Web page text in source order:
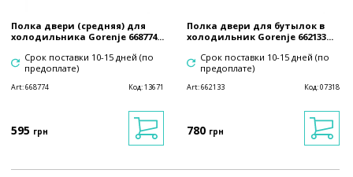
Полка двери (средняя) для
холодильника Gorenje 668774...
Срок поставки 10-15 дней (по
предоплате)
Art:668774 Код:13671
595 грн
Полка двери для бутылок в
холодильник Gorenje 662133...
Срок поставки 10-15 дней (по
предоплате)
Art:662133 Код:07318
780 грн